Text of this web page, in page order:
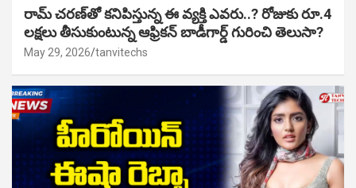
రామ్ చరణ్‌తో కనిపిస్తున్న ఈ వ్యక్తి ఎవరు..? రోజుకు రూ.4
లక్షలు తీసుకుంటున్న ఆఫ్రికన్ బాడీగార్డ్ గురించి తెలుసా?
May 29, 2026 tanvitechs